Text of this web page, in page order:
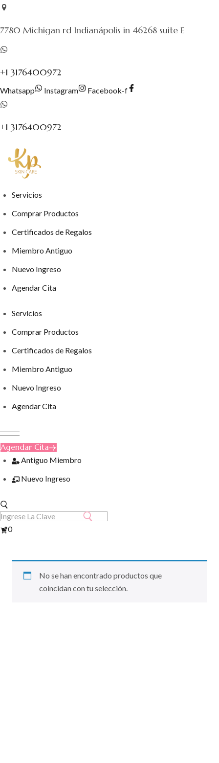
Saltar
contenido
7780 Michigan rd Indianápolis in 46268 suite E
+1 3176400972
Whatsapp Instagram Facebook-f
+1 3176400972
Servicios
Comprar Productos
Certificados de Regalos
Miembro Antiguo
Nuevo Ingreso
Agendar Cita
Servicios
Comprar Productos
Certificados de Regalos
Miembro Antiguo
Nuevo Ingreso
Agendar Cita
Agendar Cita
Antiguo Miembro
Nuevo Ingreso
Ver
0
No se han encontrado productos que
coincidan con tu selección.